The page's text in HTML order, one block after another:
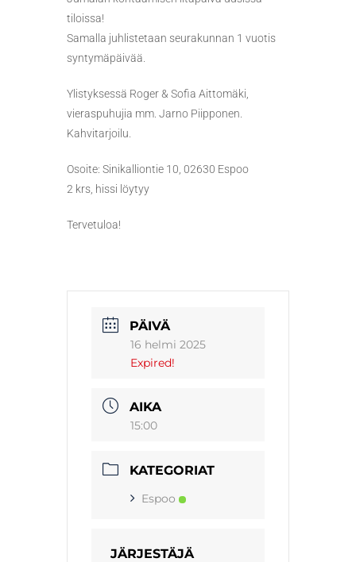
tiloissa!
Samalla juhlistetaan seurakunnan 1 vuotis
syntymäpäivää.
Ylistyksessä Roger & Sofia Aittomäki,
vieraspuhujia mm. Jarno Piipponen.
Kahvitarjoilu.
Osoite: Sinikalliontie 10, 02630 Espoo
2 krs, hissi löytyy
Tervetuloa!
PÄIVÄ
16 helmi 2025
Expired!
AIKA
15:00
KATEGORIAT
Espoo
JÄRJESTÄJÄ